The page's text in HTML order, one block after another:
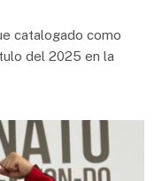
catalogado como
del 2025 en la